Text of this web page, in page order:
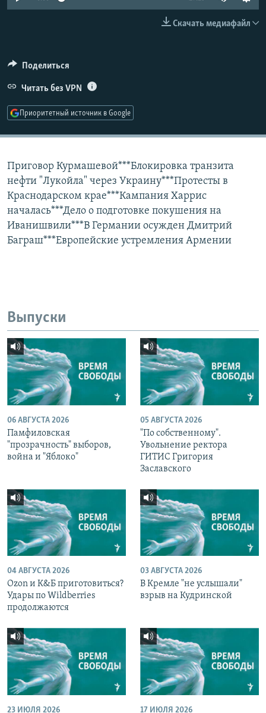
Скачать медиафайл
Поделиться
Читать без VPN
Приоритетный источник в Google
Приговор Курмашевой***Блокировка транзита
нефти "Лукойла" через Украину***Протесты в
Краснодарском крае***Кампания Харрис
началась***Дело о подготовке покушения на
Иванишвили***В Германии осужден Дмитрий
Баграш***Европейские устремления Армении
Выпуски
06 АВГУСТА 2026
Памфиловская
"прозрачность" выборов,
война и "Яблоко"
05 АВГУСТА 2026
"По собственному".
Увольнение ректора
ГИТИС Григория
Заславского
04 АВГУСТА 2026
Ozon и К&Б приготовиться?
Удары по Wildberries
продолжаются
03 АВГУСТА 2026
В Кремле "не услышали"
взрыв на Кудринской
23 ИЮЛЯ 2026 17 ИЮЛЯ 2026